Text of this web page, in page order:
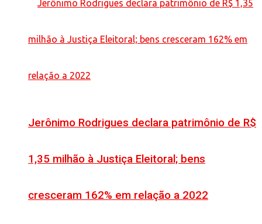
Jerônimo Rodrigues declara patrimônio de R$
1,35 milhão à Justiça Eleitoral; bens
cresceram 162% em relação a 2022